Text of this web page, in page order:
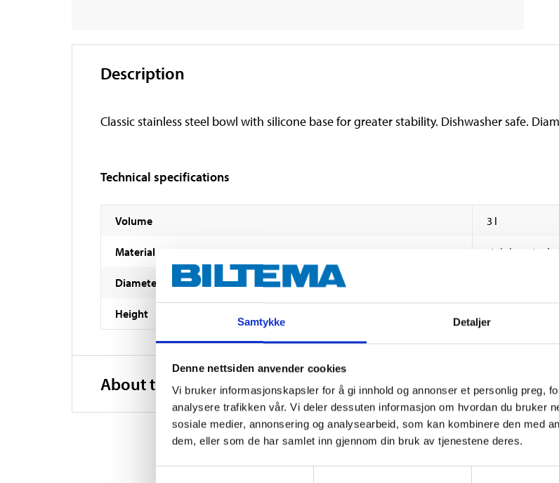
Samtykke Detaljer
Denne nettsiden anvender cookies
Vi bruker informasjonskapsler for å gi innhold og annonser et personlig preg,
analysere trafikken vår. Vi deler dessuten informasjon om hvordan du bruker
sosiale medier, annonsering og analysearbeid, som kan kombinere den med
dem, eller som de har samlet inn gjennom din bruk av tjenestene deres.
Description
Classic stainless steel bowl with silicone base for greater stability. Dishwasher safe.
Technical specifications
Volume 3 l
Material stainless steel,
Diameter
Height
About the manufacturer
Other customers also